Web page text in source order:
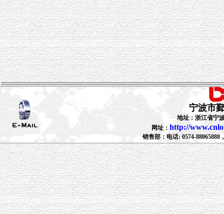
宁波市
地址：浙江省宁
网址： http://
销售部：电话: 0574-88065888